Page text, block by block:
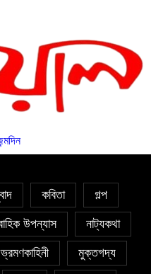
কবিতা গল্প
উপন্যাস নাট্যকথা
ভ্রমণকাহিনী মুক্তগদ্য